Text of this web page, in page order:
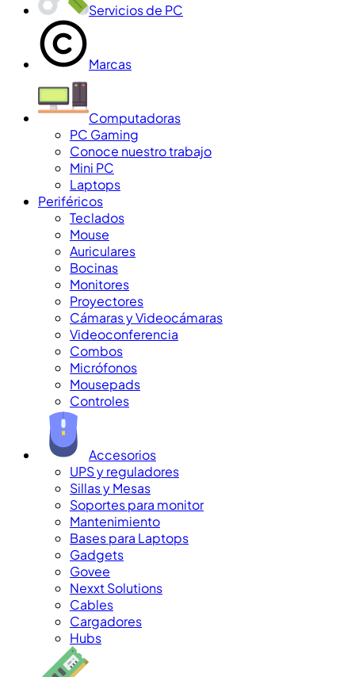
Servicios de PC
Marcas
Computadoras
PC Gaming
Conoce nuestro trabajo
Mini PC
Laptops
Periféricos
Teclados
Mouse
Auriculares
Bocinas
Monitores
Proyectores
Cámaras y Videocámaras
Videoconferencia
Combos
Micrófonos
Mousepads
Controles
Accesorios
UPS y reguladores
Sillas y Mesas
Soportes para monitor
Mantenimiento
Bases para Laptops
Gadgets
Govee
Nexxt Solutions
Cables
Cargadores
Hubs